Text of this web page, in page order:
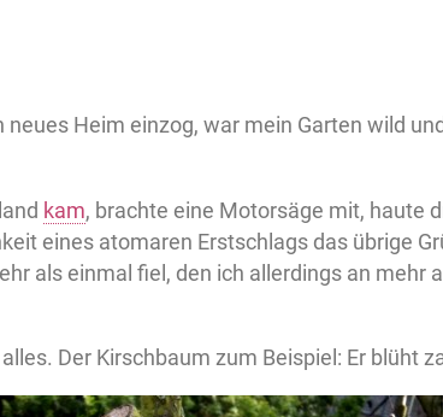
Heim einzog, war mein Garten wild
kam, brachte eine Motorsäge mit, haute
eines atomaren Erstschlags das übrige
als einmal fiel, den ich allerdings an mehr
Der Kirschbaum zum Beispiel: Er blüht